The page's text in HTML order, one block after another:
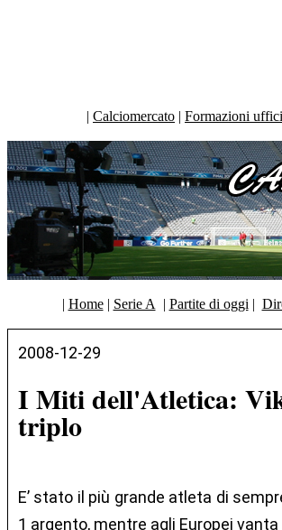
| Calciomercato | Formazioni
| Home| Serie A | Partite di oggi |
2008-12-29
I Miti dell'Atletica:
triplo
E’ stato il più grande atleta di
1 argento, mentre agli Europei